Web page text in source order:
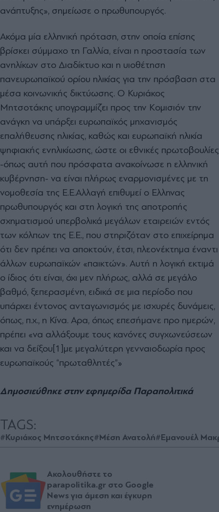
ανάπτυξης», σημείωσε ο πρωθυπουργός.
Ακόμα μία ελληνική πρόταση, στην οποία επίσης
βρίσκει σύμμαχο τη Γαλλία, είναι η προστασία των
ανηλίκων στο Διαδίκτυο και η υιοθέτηση
πανευρωπαϊκού ορίου ηλικίας για την πρόσβαση στα
μέσα κοινωνικής δικτύωσης. Ο Κυριάκος
Μητσοτάκης υπογραμμίζει προς την Κομισιόν την
ανάγκη να υπάρξει ευρωπαϊκός μηχανισμός
επαλήθευσης ηλικίας, καθώς και ευρωπαϊκή ηλικία
ψηφιακής ενηλικίωσης, ώστε οι εθνικές πρωτοβουλίες
-όπως αυτή που πρόσφατα ανακοίνωσε η ελληνική
κυβέρνηση- να είναι πλήρως εναρμονισμένες με τη
νομοθεσία της Ε.Ε.Αλλαγή επιθυμεί ο Ελληνας
πρωθυπουργός και στη λογική της αποτροπής
σχηματισμού υπερβολικά μεγάλων εταιρειών εντός
των κόλπων της Ε.Ε., που στηριζόταν στο επιχείρημα
ότι δεν πρέπει να αποκτούν, έτσι, πλεονέκτημα έναντι
άλλων ευρωπαϊκών «παικτών». Αυτή η λογική εκτιμά
ο ίδιος ότι είναι, όχι μεν πλήρως, αλλά σε μεγάλο
βαθμό, ξεπερασμένη, ειδικά σε μια περίοδο που
υπάρχει έντονος ανταγωνισμός με ισχυρές δυνάμεις,
όπως, π.χ., η Κίνα. Αρα, όπως επεσήμανε προ ημερών,
πρέπει «να αλλάξουμε τους κανόνες συγχωνεύσεων
και να δείξου[1]με μεγαλύτερη γενναιοδωρία προς
ευρωπαϊκούς “πρωταθλητές”»
Δημοσιεύθηκε στην εφημερίδα Παραπολιτικά
TAGS:
#Κυριάκος Μητσοτάκης#Μέση Ανατολή#Εμανουέλ
Ακολουθήστε το
parapolitika.gr στο Google
News για άμεση και έγκυρη
ενημέρωση